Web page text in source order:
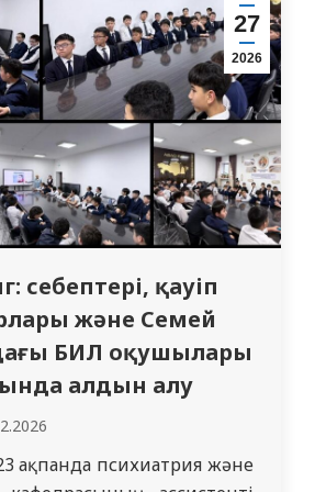
көрінісі болуға
Кездесудің мақсаты –
27
2026
себептері, қауіп
және Семей
БИЛ оқушылары
алдын алу
ақпанда психиатрия және